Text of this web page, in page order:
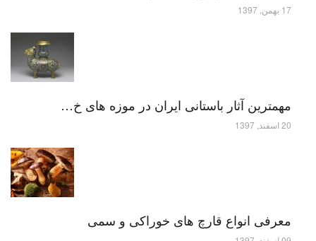
17 بهمن, 1397
مهمترین آثار باستانی ایران در موزه های خ…
20 اسفند, 1397
معرفی انواع قارچ های خوراکی و سمی